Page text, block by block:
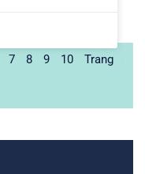
7 8 9 10
Trang